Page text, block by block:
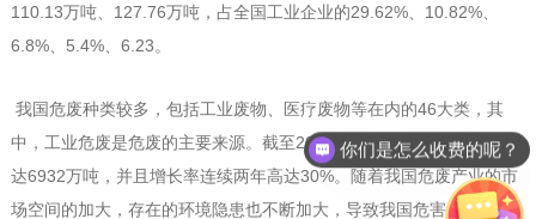
110.13万吨、127.76万吨，占全国工业企业的29.62%、10.82%、
6.8%、5.4%、6.23。
我国危废种类较多，包括工业废物、医疗废物等在内的46大类，其
中，工业危废是危废的主要来源。截至2017年，我国危废市场规模高
达6932万吨，并且增长率连续两年高达30%。随着我国危废产业的市
场空间的加大，存在的环境隐患也不断加大，导致我国危害处理迫在
你们是怎么收费的呢？
现在有优惠活动么？